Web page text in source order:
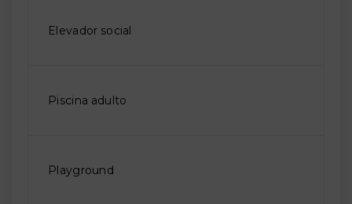
Elevador social
Piscina adulto
Playground